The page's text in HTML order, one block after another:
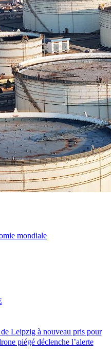
mondiale
de Leipzig à nouveau pris pour
piégé déclenche l’alerte